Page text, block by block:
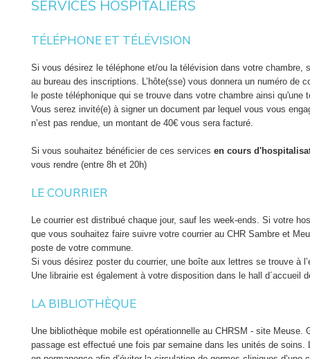
Information aux patients
MUTUELLE
est en ordre. Cette démarche peut vous éviter bien des
facture.
EMPLOYEUR
hospitalisation. Un certificat médical doit, légalement, lui être
suivent le début de l’incapacité.
CONSULTATION PRÉ-ANESTHÉSIQUE
Pour les patients devant subir une interventionen hôpital de jour ,
est programmée quelques jours avant l’intervention.
Les patients dont l’entrée est prévue en hospitalisation classique
l’intervention, l’anesthésiste leur rendra visite dans leur chambre
informations sur les modalités pratiques peuvent être obtenues
Durant votre séjour, avec votre consentement, vos proches peuvent
santé. D’un point de vue pratique, l’équipe médicale et soignante
temps nécessaire à informer chacun de vos visiteurs sur votre
de santé.
ci pourrait être considérée par l’hôpital comme votre « personne de
pourrait, toujours avec votre accord, assister aux entretiens
dans vos démarches et vous soutenir efficacement lorsqu’une
soignante.
SERVICES HOSPITALIERS
TÉLÉPHONE ET TÉLÉVISION
Si vous désirez le téléphone et/ou la télévision dans votre chambre,
au bureau des inscriptions. L’hôte(sse) vous donnera un numéro de
le poste téléphonique qui se trouve dans votre chambre ainsi qu'une
Vous serez invité(e) à signer un document par lequel vous vous
n’est pas rendue, un montant de 40€ vous sera facturé.
Si vous souhaitez bénéficier de ces services en cours
vous rendre (entre 8h et 20h)
LE COURRIER
Le courrier est distribué chaque jour, sauf les week-ends. Si votre
que vous souhaitez faire suivre votre courrier au CHR Sambre et
poste de votre commune.
Si vous désirez poster du courrier, une boîte aux lettres se trouve à
Une librairie est également à votre disposition dans le hall d´accueil
LA BIBLIOTHÈQUE
Une bibliothèque mobile est opérationnelle au CHRSM - site Meuse.
passage est effectué une fois par semaine dans les unités de soins.